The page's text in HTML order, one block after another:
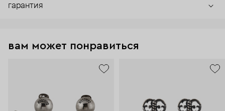
гарантия
вам может понравиться